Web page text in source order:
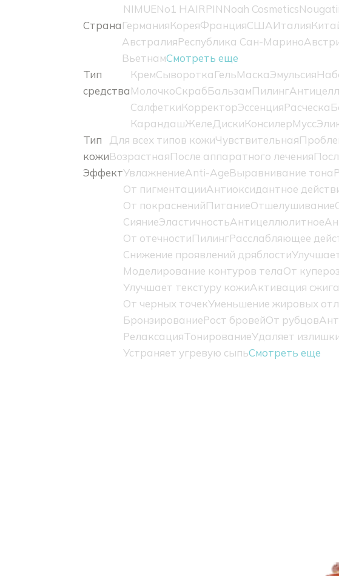
NIMUENo1 HAIRPINNoah Cosmetics
СтранаГерманияКореяФранцияСШАИталия
АвстралияРеспублика Сан-Марино
ВьетнамСмотреть еще
Тип
средства
КремСывороткаГельМаскаЭмульсия
МолочкоСкрабБальзамПилинг
СалфеткиКорректорЭссенцияРасческа
КарандашЖелеДискиКонсилерМусс
Тип
кожи
Для всех типов кожиЧувствительная
ВозрастнаяПосле аппаратного лечения
ЭффектУвлажнениеAnti-AgeВыравнивание тона
От пигментацииАнтиоксидантное
От покрасненийПитаниеОтшелушивание
СияниеЭластичностьАнтицеллюлитное
От отечностиПилингРасслабляющее
Снижение проявлений дряблости
Моделирование контуров телаОт
Улучшает текстуру кожиАктивация
От черных точекУменьшение жировых
БронзированиеРост бровейОт рубцов
РелаксацияТонированиеУдаляет
Устраняет угревую сыпьСмотреть еще